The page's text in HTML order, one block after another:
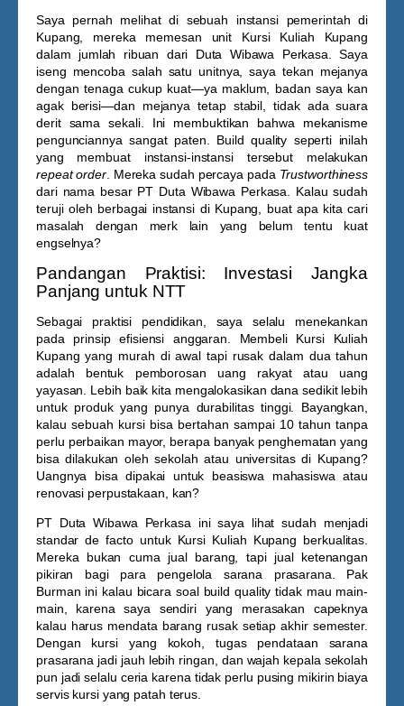
Saya pernah melihat di sebuah instansi pemerintah di
Kupang, mereka memesan unit Kursi Kuliah Kupang
dalam jumlah ribuan dari Duta Wibawa Perkasa. Saya
iseng mencoba salah satu unitnya, saya tekan mejanya
dengan tenaga cukup kuat—ya maklum, badan saya kan
agak berisi—dan mejanya tetap stabil, tidak ada suara
derit sama sekali. Ini membuktikan bahwa mekanisme
pengunciannya sangat paten. Build quality seperti inilah
yang membuat instansi-instansi tersebut melakukan
repeat order. Mereka sudah percaya pada Trustworthiness
dari nama besar PT Duta Wibawa Perkasa. Kalau sudah
teruji oleh berbagai instansi di Kupang, buat apa kita cari
masalah dengan merk lain yang belum tentu kuat
engselnya?
Pandangan Praktisi: Investasi Jangka
Panjang untuk NTT
Sebagai praktisi pendidikan, saya selalu menekankan
pada prinsip efisiensi anggaran. Membeli Kursi Kuliah
Kupang yang murah di awal tapi rusak dalam dua tahun
adalah bentuk pemborosan uang rakyat atau uang
yayasan. Lebih baik kita mengalokasikan dana sedikit lebih
untuk produk yang punya durabilitas tinggi. Bayangkan,
kalau sebuah kursi bisa bertahan sampai 10 tahun tanpa
perlu perbaikan mayor, berapa banyak penghematan yang
bisa dilakukan oleh sekolah atau universitas di Kupang?
Uangnya bisa dipakai untuk beasiswa mahasiswa atau
renovasi perpustakaan, kan?
PT Duta Wibawa Perkasa ini saya lihat sudah menjadi
standar de facto untuk Kursi Kuliah Kupang berkualitas.
Mereka bukan cuma jual barang, tapi jual ketenangan
pikiran bagi para pengelola sarana prasarana. Pak
Burman ini kalau bicara soal build quality tidak mau main-
main, karena saya sendiri yang merasakan capeknya
kalau harus mendata barang rusak setiap akhir semester.
Dengan kursi yang kokoh, tugas pendataan sarana
prasarana jadi jauh lebih ringan, dan wajah kepala sekolah
pun jadi selalu ceria karena tidak perlu pusing mikirin biaya
servis kursi yang patah terus.